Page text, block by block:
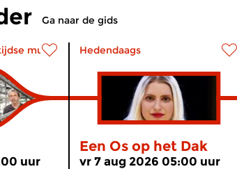
Ga naar de gids
muziek
uur
Hedendaags
Een Os op het Dak
vr 7 aug 2026 05:00 uur